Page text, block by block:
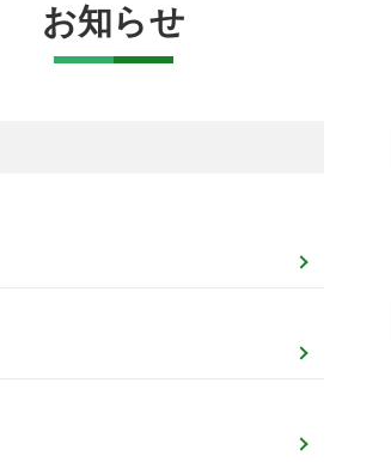
健診センターの特徴
定期健康診断
ご予約とご来院の流れ
お知らせ